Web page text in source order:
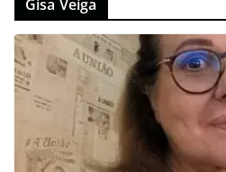
Gisa Veiga